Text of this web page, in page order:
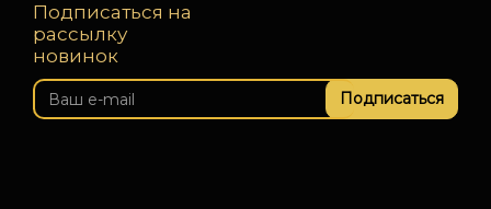
Подписаться на
рассылку
новинок
Подписаться